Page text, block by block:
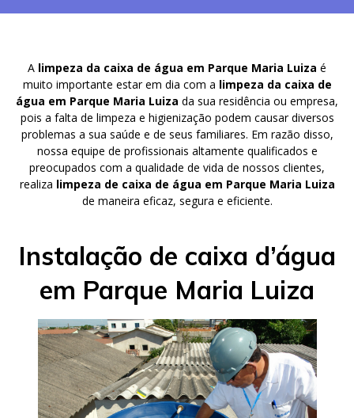
A limpeza da caixa de água em Parque Maria Luiza é
muito importante estar em dia com a limpeza da caixa de
água em Parque Maria Luiza da sua residência ou empresa,
pois a falta de limpeza e higienização podem causar diversos
problemas a sua saúde e de seus familiares. Em razão disso,
nossa equipe de profissionais altamente qualificados e
preocupados com a qualidade de vida de nossos clientes,
realiza limpeza de caixa de água em Parque Maria Luiza
de maneira eficaz, segura e eficiente.
Instalação de caixa d’água
em Parque Maria Luiza